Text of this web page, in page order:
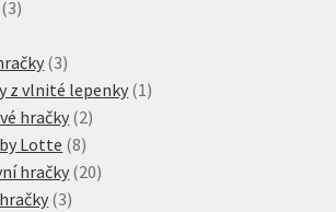
33
33
produkty
z vlnité lepenky 1 1
hračky 22
Lotte 88
produktů
hračky 2020
33